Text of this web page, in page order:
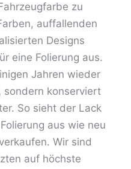
zu
auffallenden
Designs
eine Folierung aus.
Jahren wieder
sondern konserviert
So sieht der Lack
aus wie neu
Wir sind
auf höchste